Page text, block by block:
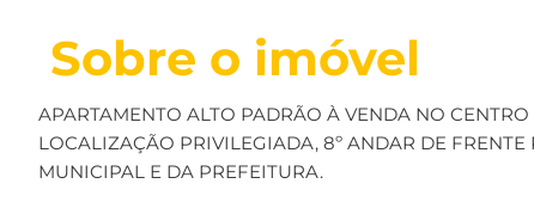
Sobre o imóvel
APARTAMENTO ALTO PADRÃO À VENDA NO
LOCALIZAÇÃO PRIVILEGIADA, 8º ANDAR DE
MUNICIPAL E DA PREFEITURA.